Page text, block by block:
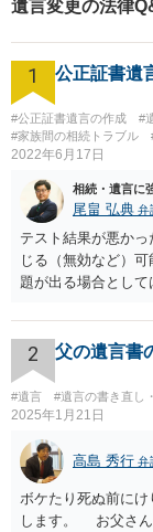
遺言変更の法律
1 公正証書遺
#公正証書遺言の作成 #
#家族間の相続トラブル
2022年6月17日
相続・遺言に
尾畠 弘典 弁
テスト結果が悪か
じる（無効など）
題が出る場合とし
すが、弁護士に作
ースが多いと思い
律の基準はありませ
2 父の遺言書
#遺言 #遺言の書き直し
2025年1月21日
高島 秀行 弁
ボケたり死ぬ前に
します。 お父さん